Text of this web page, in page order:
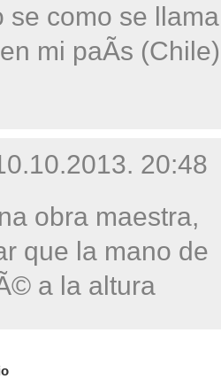
se como se llama
mi paÃ­s
20:48
obra maestra,
que la mano de
a la altura